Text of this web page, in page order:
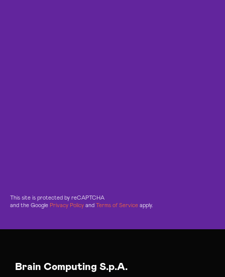
This site is protected by reCAPTCHA
and the Google Privacy Policy and Terms of Service apply.
Brain Computing S.p.A.